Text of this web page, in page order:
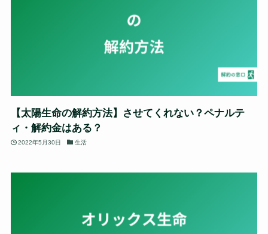
【太陽生命の解約方法】させてくれない？ペナルテ
ィ・解約金はある？
2022年5月30日 生活